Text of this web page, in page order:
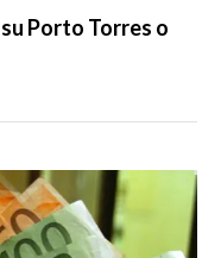
Porto Torres o